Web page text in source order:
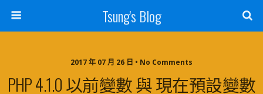
Tsung's Blog
2017 年 07 月 26 日 • No Comments
PHP 4.1.0 以前變數 與 現在預設變數